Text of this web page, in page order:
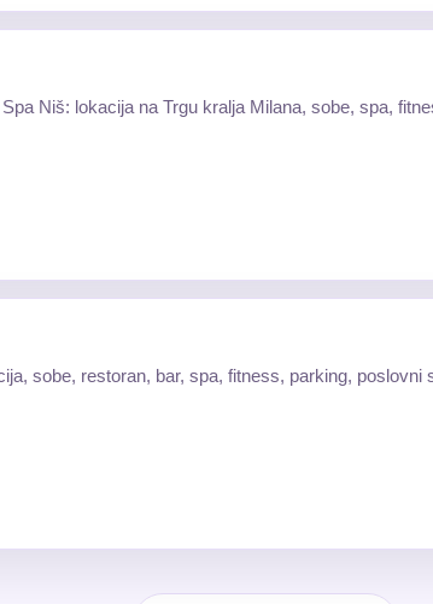
Niš: lokacija na Trgu kralja Milana, sobe, spa,
sobe, restoran, bar, spa, fitness, parking,